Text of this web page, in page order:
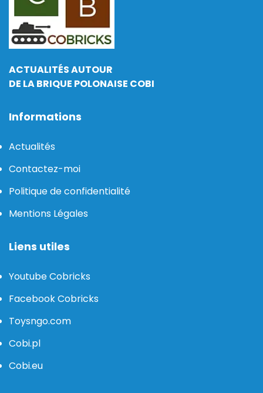
ACTUALITÉS AUTOUR
DE LA BRIQUE POLONAISE COBI
Informations
Actualités
Contactez-moi
Politique de confidentialité
Mentions Légales
Liens utiles
Youtube Cobricks
Facebook Cobricks
Toysngo.com
Cobi.pl
Cobi.eu